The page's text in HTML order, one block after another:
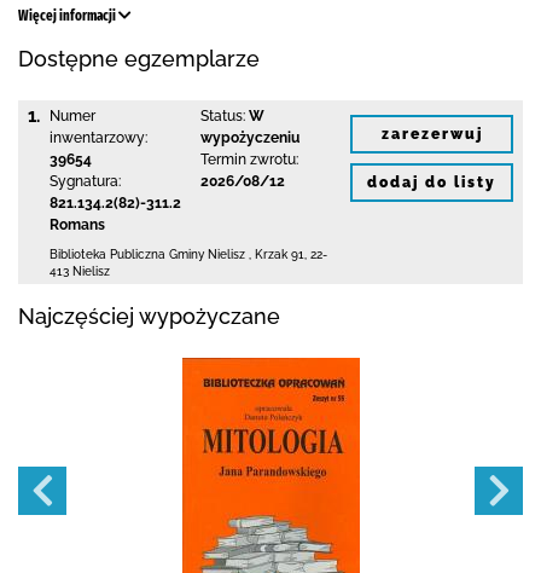
Więcej informacji
Dostępne egzemplarze
1.
Numer
inwentarzowy:
39654
Sygnatura:
821.134.2(82)-311.2
Romans
Status: W
wypożyczeniu
Termin zwrotu:
2026/08/12
Biblioteka Publiczna Gminy Nielisz Krzak 91
22-
413 Nielisz
zarezerwuj
dodaj do listy
Najczęściej wypożyczane